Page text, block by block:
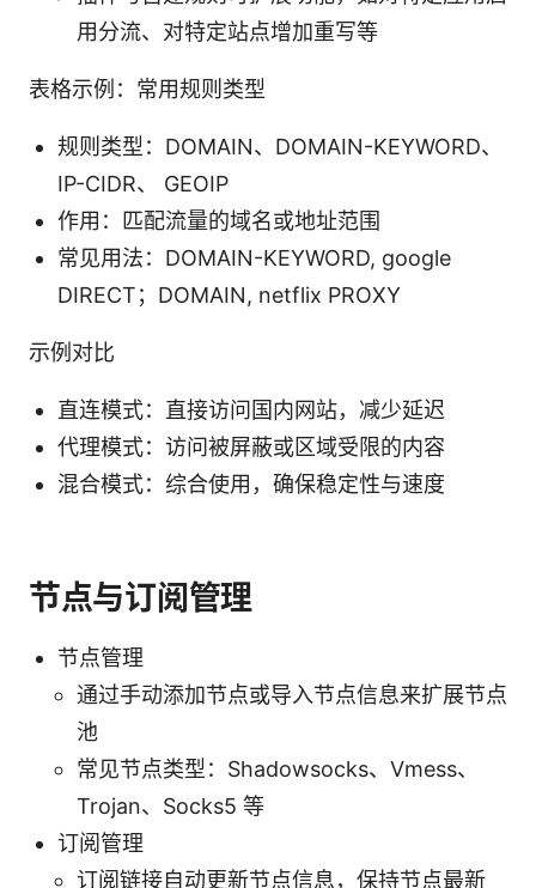
用分流、对特定站点增加重写等
表格示例：常用规则类型
规则类型：DOMAIN、DOMAIN-KEYWORD、
IP-CIDR、 GEOIP
作用：匹配流量的域名或地址范围
常见用法：DOMAIN-KEYWORD, google
DIRECT；DOMAIN, netflix PROXY
示例对比
直连模式：直接访问国内网站，减少延迟
代理模式：访问被屏蔽或区域受限的内容
混合模式：综合使用，确保稳定性与速度
节点与订阅管理
节点管理
通过手动添加节点或导入节点信息来扩展节点
池
常见节点类型：Shadowsocks、Vmess、
Trojan、Socks5 等
订阅管理
订阅链接自动更新节点信息，保持节点最新